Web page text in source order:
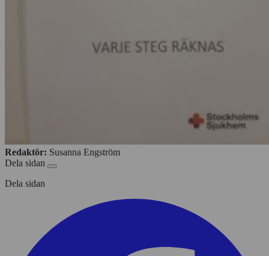
Redaktör: Susanna Engström
Dela sidan
Dela sidan